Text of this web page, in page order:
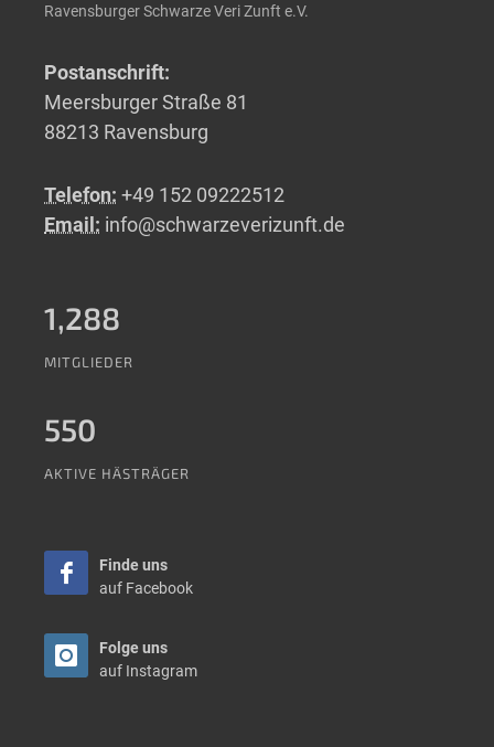
Ravensburger Schwarze Veri Zunft e.V.
Postanschrift:
Meersburger Straße 81
88213 Ravensburg
Telefon: +49 152 09222512
Email: info@schwarzeverizunft.de
1,288
MITGLIEDER
550
AKTIVE HÄSTRÄGER
Finde uns
auf Facebook
Folge uns
auf Instagram